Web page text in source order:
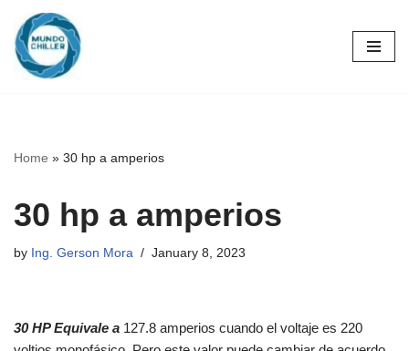
Skip
to
Home » 30 hp a amperios
30 hp a amperios
by Ing. Gerson Mora January 8, 2023
30 HP Equivale a 127.8 amperios cuando el voltaje es 220